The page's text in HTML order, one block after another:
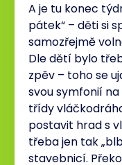
A je tu konec
pátek“ – děti si
samozřejmě
Dle dětí bylo
zpěv – toho se
svou symfonií
třídy
postavit hrad s
třeba jen tak
stavebnicí.